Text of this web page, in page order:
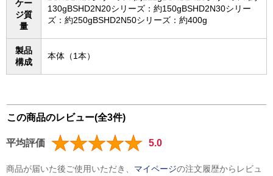
ケー
ジ質
量
130gBSHD2N20シリーズ：約150gBSHD2N30シリー
ズ：約250gBSHD2N50シリーズ：約400g
製品
構成
本体（1本）
この商品のレビュー(全3件)
平均評価 5.0
商品が届いた後ご使用いただき、 マイページの注文履歴からレビュ